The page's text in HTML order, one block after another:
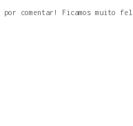
por comentar! Ficamos muito